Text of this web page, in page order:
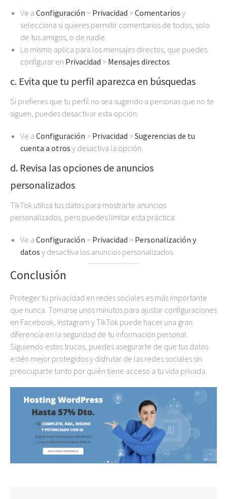
Ve a Configuración > Privacidad >Comentarios y
selecciona si quieres permitir comentarios de todos, solo
de tus amigos, o de nadie.
Lo mismo aplica para los mensajes directos, que puedes
configurar en Privacidad > Mensajes directos.
c. Evita que tu perfil aparezca en búsquedas
Si prefieres que tu perfil no sea sugerido a personas que no te
siguen, puedes desactivar esta opción:
Ve a Configuración > Privacidad >Sugerencias de tu
cuenta a otros y desactiva la opción.
d. Revisa las opciones de anuncios
personalizados
TikTok utiliza tus datos para mostrarte anuncios
personalizados, pero puedes limitar esta práctica:
Ve a Configuración > Privacidad > Personalización y
datos y desactiva los anuncios personalizados.
Conclusión
Proteger tu privacidad en redes sociales es más importante
que nunca. Tomarse unos minutos para ajustar configuraciones
en Facebook, Instagram y TikTok puede hacer una gran
diferencia en la seguridad de tu información personal.
Siguiendo estos trucos, puedes asegurarte de que tus datos
estén mejor protegidos y disfrutar de las redes sociales sin
preocuparte tanto por quién tiene acceso a tu vida privada.